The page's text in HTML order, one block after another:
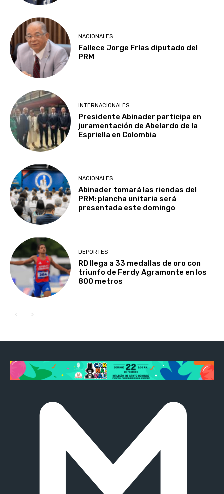
NACIONALES
Fallece Jorge Frías diputado del
PRM
INTERNACIONALES
Presidente Abinader participa en
juramentación de Abelardo de la
Espriella en Colombia
NACIONALES
Abinader tomará las riendas del
PRM: plancha unitaria será
presentada este domingo
DEPORTES
RD llega a 33 medallas de oro con
triunfo de Ferdy Agramonte en los
800 metros